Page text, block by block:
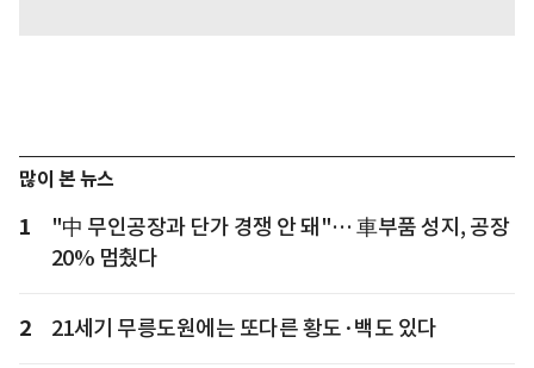
많이 본 뉴스
1
"中 무인공장과 단가 경쟁 안 돼"… 車부품 성지, 공장
20% 멈췄다
2 21세기 무릉도원에는 또다른 황도·백도 있다